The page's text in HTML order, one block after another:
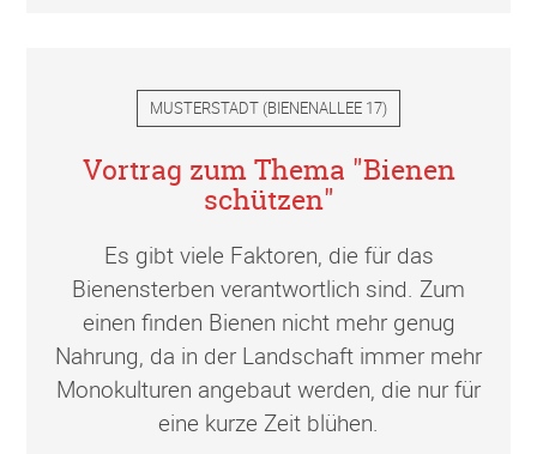
MUSTERSTADT (BIENENALLEE 17)
Vortrag zum Thema "Bienen
schützen"
Es gibt viele Faktoren, die für das
Bienensterben verantwortlich sind. Zum
einen finden Bienen nicht mehr genug
Nahrung, da in der Landschaft immer mehr
Monokulturen angebaut werden, die nur für
eine kurze Zeit blühen.